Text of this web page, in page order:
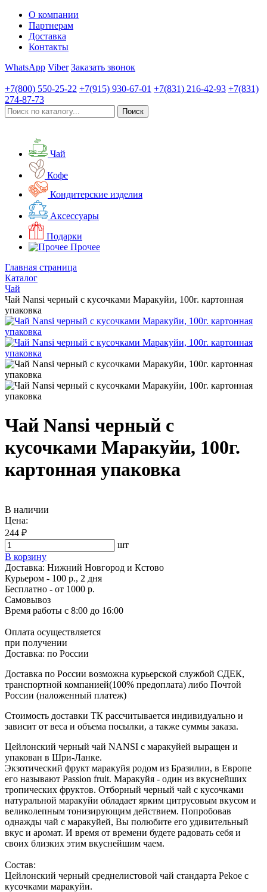
О компании
Партнерам
Доставка
Контакты
WhatsApp Viber Заказать звонок
+7(800) 550-25-22 +7(915) 930-67-01 +7(831) 216-42-93 +7(831)
274-87-73
Чай
Кофе
Кондитерские изделия
Аксессуары
Подарки
Прочее
Главная страница
Каталог
Чай
Чай Nansi черный с кусочками Маракуйи, 100г. картонная
упаковка
Чай Nansi черный с
кусочками Маракуйи, 100г.
картонная упаковка
В наличии
Цена:
244 ₽
шт
В корзину
Доставка: Нижний Новгород и Кстово
Курьером - 100 р., 2 дня
Бесплатно - от 1000 р.
Самовывоз
Время работы с 8:00 до 16:00
Оплата осуществляется
при получении
Доставка: по России
Доставка по России возможна курьерской службой СДЕК,
транспортной компанией(100% предоплата) либо Почтой
России (наложенный платеж)
Стоимость доставки ТК рассчитывается индивидуально и
зависит от веса и объема посылки, а также суммы заказа.
Цейлонский черный чай NANSI с маракуйей выращен и
упакован в Шри-Ланке.
Экзотический фрукт маракуйя родом из Бразилии, в Европе
его называют Passion fruit. Маракуйя - один из вкуснейших
тропических фруктов. Отборный черный чай с кусочками
натуральной маракуйи обладает ярким цитрусовым вкусом и
великолепным тонизирующим действием. Попробовав
однажды чай с маракуйей, Вы полюбите его удивительный
вкус и аромат. И время от времени будете радовать себя и
своих близких этим вкуснейшим чаем.
Состав:
Цейлонский черный среднелистовой чай стандарта Pekoe с
кусочками маракуйи.